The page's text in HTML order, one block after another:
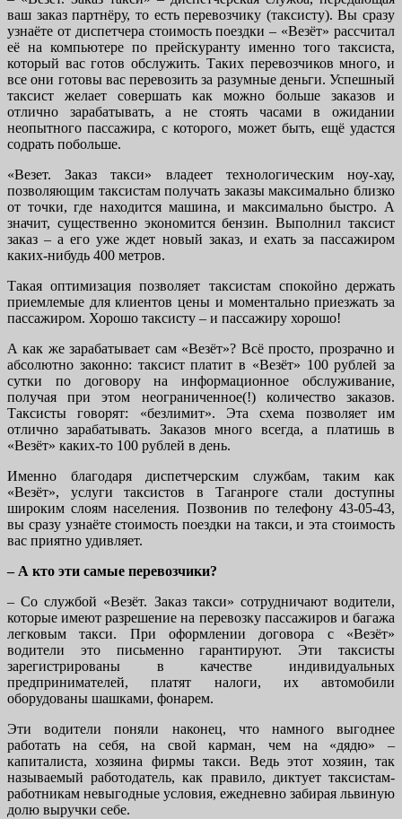
ваш заказ партнёру, то есть перевозчику (таксисту). Вы сразу
узнаёте от диспетчера стоимость поездки – «Везёт» рассчитал
её на компьютере по прейскуранту именно того таксиста,
который вас готов обслужить. Таких перевозчиков много, и
все они готовы вас перевозить за разумные деньги. Успешный
таксист желает совершать как можно больше заказов и
отлично зарабатывать, а не стоять часами в ожидании
неопытного пассажира, с которого, может быть, ещё удастся
содрать побольше.
«Везет. Заказ такси» владеет технологическим ноу-хау,
позволяющим таксистам получать заказы максимально близко
от точки, где находится машина, и максимально быстро. А
значит, существенно экономится бензин. Выполнил таксист
заказ – а его уже ждет новый заказ, и ехать за пассажиром
каких-нибудь 400 метров.
Такая оптимизация позволяет таксистам спокойно держать
приемлемые для клиентов цены и моментально приезжать за
пассажиром. Хорошо таксисту – и пассажиру хорошо!
А как же зарабатывает сам «Везёт»? Всё просто, прозрачно и
абсолютно законно: таксист платит в «Везёт» 100 рублей за
сутки по договору на информационное обслуживание,
получая при этом неограниченное(!) количество заказов.
Таксисты говорят: «безлимит». Эта схема позволяет им
отлично зарабатывать. Заказов много всегда, а платишь в
«Везёт» каких-то 100 рублей в день.
Именно благодаря диспетчерским службам, таким как
«Везёт», услуги таксистов в Таганроге стали доступны
широким слоям населения. Позвонив по телефону 43-05-43,
вы сразу узнаёте стоимость поездки на такси, и эта стоимость
вас приятно удивляет.
– А кто эти самые перевозчики?
– Со службой «Везёт. Заказ такси» сотрудничают водители,
которые имеют разрешение на перевозку пассажиров и багажа
легковым такси. При оформлении договора с «Везёт»
водители это письменно гарантируют. Эти таксисты
зарегистрированы в качестве индивидуальных
предпринимателей, платят налоги, их автомобили
оборудованы шашками, фонарем.
Эти водители поняли наконец, что намного выгоднее
работать на себя, на свой карман, чем на «дядю» –
капиталиста, хозяина фирмы такси. Ведь этот хозяин, так
называемый работодатель, как правило, диктует таксистам-
работникам невыгодные условия, ежедневно забирая львиную
долю выручки себе.